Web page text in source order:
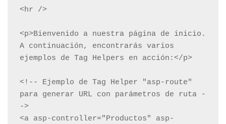
<hr />
<p>Bienvenido a nuestra página de inicio.
A continuación, encontrarás varios
ejemplos de Tag Helpers en acción:</p>
<!-- Ejemplo de Tag Helper "asp-route"
para generar URL con parámetros de ruta -
->
<a asp-controller="Productos" asp-